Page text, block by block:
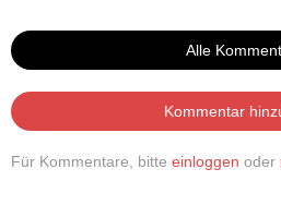
Alle
Kommentar
Für Kommentare, bitte einloggen oder